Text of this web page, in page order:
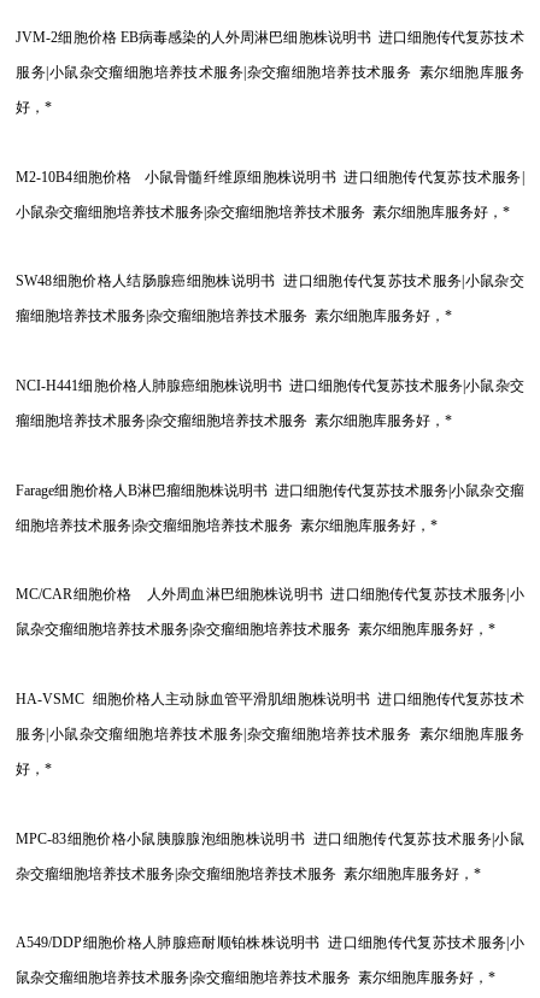
JVM-2细胞价格 EB病毒感染的人外周淋巴细胞株说明书 进口细胞传代复苏技术
服务|小鼠杂交瘤细胞培养技术服务|杂交瘤细胞培养技术服务 素尔细胞库服务
好，*
M2-10B4细胞价格 小鼠骨髓纤维原细胞株说明书 进口细胞传代复苏技术服务|
小鼠杂交瘤细胞培养技术服务|杂交瘤细胞培养技术服务 素尔细胞库服务好，*
SW48细胞价格人结肠腺癌细胞株说明书 进口细胞传代复苏技术服务|小鼠杂交
瘤细胞培养技术服务|杂交瘤细胞培养技术服务 素尔细胞库服务好，*
NCI-H441细胞价格人肺腺癌细胞株说明书 进口细胞传代复苏技术服务|小鼠杂交
瘤细胞培养技术服务|杂交瘤细胞培养技术服务 素尔细胞库服务好，*
Farage细胞价格人B淋巴瘤细胞株说明书 进口细胞传代复苏技术服务|小鼠杂交瘤
细胞培养技术服务|杂交瘤细胞培养技术服务 素尔细胞库服务好，*
MC/CAR细胞价格 人外周血淋巴细胞株说明书 进口细胞传代复苏技术服务|小
鼠杂交瘤细胞培养技术服务|杂交瘤细胞培养技术服务 素尔细胞库服务好，*
HA-VSMC 细胞价格人主动脉血管平滑肌细胞株说明书 进口细胞传代复苏技术
服务|小鼠杂交瘤细胞培养技术服务|杂交瘤细胞培养技术服务 素尔细胞库服务
好，*
MPC-83细胞价格小鼠胰腺腺泡细胞株说明书 进口细胞传代复苏技术服务|小鼠
杂交瘤细胞培养技术服务|杂交瘤细胞培养技术服务 素尔细胞库服务好，*
A549/DDP细胞价格人肺腺癌耐顺铂株株说明书 进口细胞传代复苏技术服务|小
鼠杂交瘤细胞培养技术服务|杂交瘤细胞培养技术服务 素尔细胞库服务好，*